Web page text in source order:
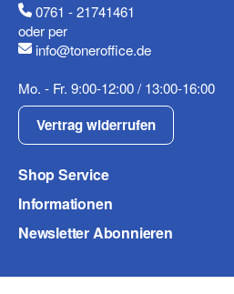
Frage zum Artikel
Ihre Frage
0761 - 21741461
oder per
info@toneroffice.de
Mo. - Fr. 9:00-12:00 / 13:00-16:00
Vertrag widerrufen
Shop Service
Informationen
Newsletter Abonnieren